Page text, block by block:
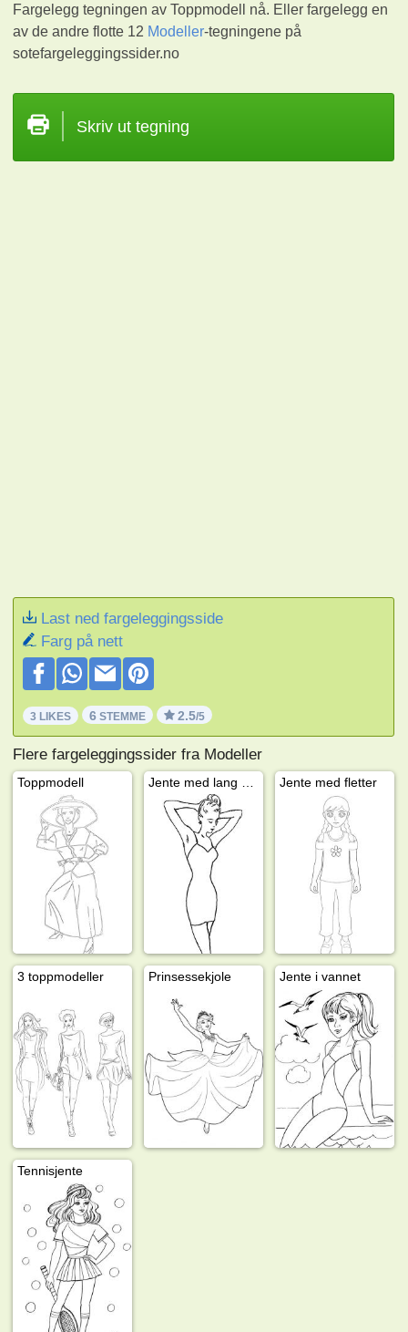
Fargelegg tegningen av Toppmodell nå. Eller fargelegg en
av de andre flotte 12 Modeller-tegningene på
sotefargeleggingssider.no
Skriv ut tegning
Last ned fargeleggingsside
Farg på nett
3 LIKES 6 STEMME 2.5/5
Flere fargeleggingssider fra Modeller
Toppmodell Jente med fletter
3 toppmodeller Prinsessekjole Jente i vannet
Tennisjente